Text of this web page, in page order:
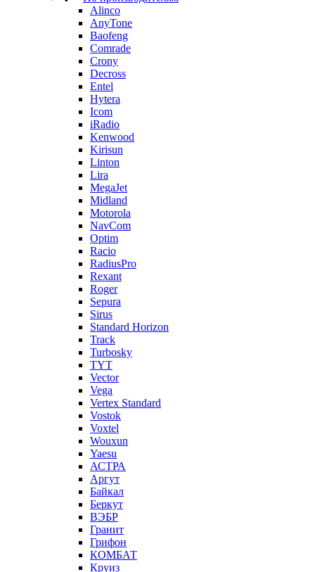
Alinco
AnyTone
Baofeng
Comrade
Crony
Decross
Entel
Hytera
Icom
iRadio
Kenwood
Kirisun
Linton
Lira
MegaJet
Midland
Motorola
NavCom
Optim
Racio
RadiusPro
Rexant
Roger
Sepura
Sirus
Standard Horizon
Track
Turbosky
TYT
Vector
Vega
Vertex Standard
Vostok
Voxtel
Wouxun
Yaesu
АСТРА
Аргут
Байкал
Беркут
ВЭБР
Гранит
Грифон
КОМБАТ
Круиз